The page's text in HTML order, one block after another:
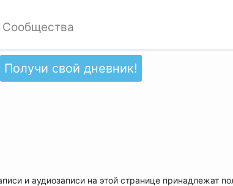
Сообщества
Получи свой дневник!
и аудиозаписи на этой странице принадлежат